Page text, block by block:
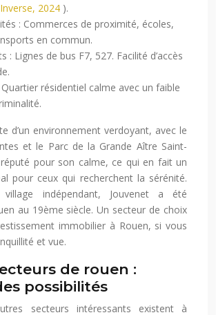
2024 ).
: Commerces de proximité, écoles,
en commun.
: Lignes de bus F7, 527. Facilité d’accès
Quartier résidentiel calme avec un faible
d’un environnement verdoyant, avec le
et le Parc de la Grande Aître Saint-
pour son calme, ce qui en fait un
pour ceux qui recherchent la sérénité.
indépendant, Jouvenet a été
au 19ème siècle. Un secteur de choix
immobilier à Rouen, si vous
et vue.
de rouen :
possibilités
secteurs intéressants existent à